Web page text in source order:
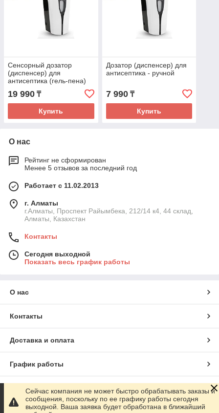
Сенсорный дозатор
(диспенсер) для
антисептика (гель-пена)
19 990 ₸
Купить
Дозатор (диспенсер) для
антисептика - ручной
7 990₸
Купить
О нас
Рейтинг не сформирован
Менее 5 отзывов за последний год
Работает с 11.02.2013
г. Алматы
г.Алматы, Проспект Райымбека, 212/14 к4, 44 склад,
Алматы, Казахстан
Контакты
Сегодня выходной
Показать весь график работы
О нас
Контакты
Доставка и оплата
График работы
Полная версия сайта
Сейчас компания не может быстро обрабатывать заказы и
сообщения, поскольку по ее графику работы сегодня
выходной. Ваша заявка будет обработана в ближайший